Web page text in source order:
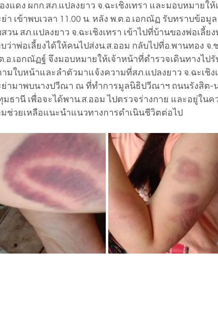
งแดง ผกก.สภ.แปลงยาว จ.ฉะเชิงเทรา และมอบหมาย
า เข้าพบเวลา 11.00 น. หลัง พ.ต.อ.เอกณัฏ รับทราบข้อ
วน สภ.แปลงยาว จ.ฉะเชิงเทรา เข้าไปที่บ้านของพ่อเลี้
ว่าพ่อเลี้ยงได้ให้คนไปส่งน.ส.ออม กลับไปที่อ.พานทอง จ.
.อ.เอกณัฏฐ์ จึงมอบหมายให้เจ้าหน้าที่ตำรวจเดินทางไป
มใบหน้าและลำตัวมาแจ้งความที่สภ.แปลงยาว จ.ฉะเชิ
ย่ามาพบนางปวีณา ณ ที่ทำการมูลนิธิปวีณาฯ ถนนรังสิต-
มธานี เพื่อจะได้พาน.ส.ออม ไปตรวจร่างกาย และอยู่ใ
ช่วยเหลือแนะนำแนวทางการดำเนินชีวิตต่อไป